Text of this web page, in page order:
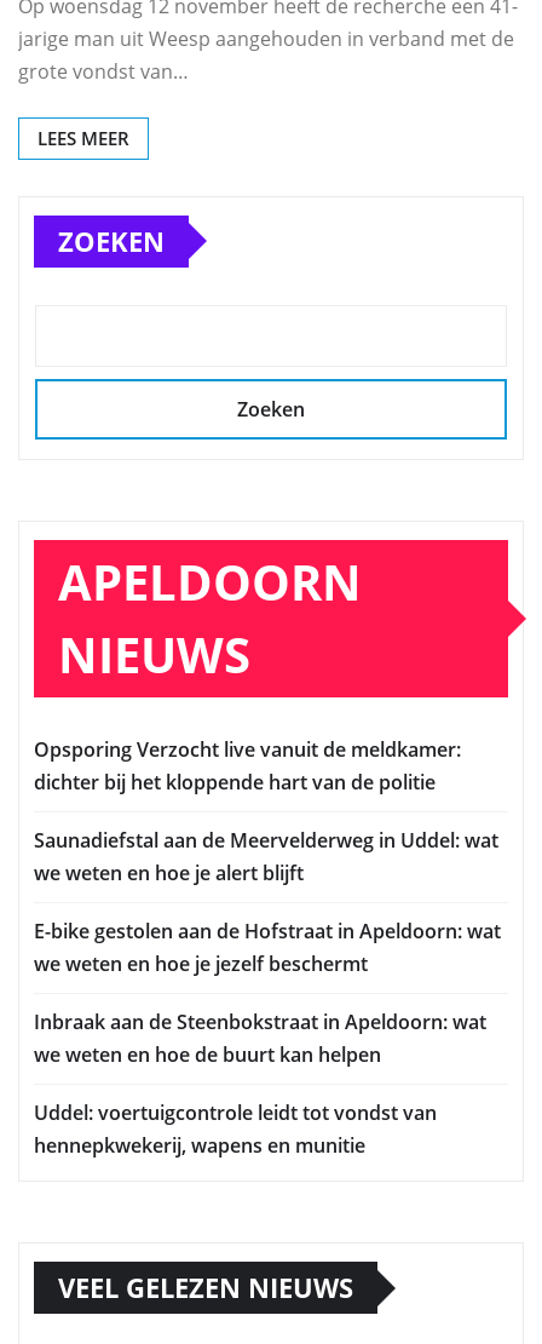
Op woensdag 12 november heeft de recherche een 41-
jarige man uit Weesp aangehouden in verband met de
grote vondst van…
LEES MEER
ZOEKEN
Zoeken
APELDOORN
NIEUWS
Opsporing Verzocht live vanuit de meldkamer:
dichter bij het kloppende hart van de politie
Saunadiefstal aan de Meervelderweg in Uddel: wat
we weten en hoe je alert blijft
E-bike gestolen aan de Hofstraat in Apeldoorn: wat
we weten en hoe je jezelf beschermt
Inbraak aan de Steenbokstraat in Apeldoorn: wat
we weten en hoe de buurt kan helpen
Uddel: voertuigcontrole leidt tot vondst van
hennepkwekerij, wapens en munitie
VEEL GELEZEN NIEUWS